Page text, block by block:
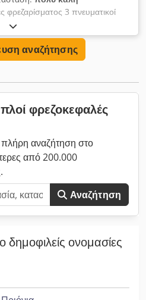
φρεζαρίσματος 3 πνευματικοί
Rerer υδραυλική τροφοδοσία
μήκος φρεζαρίσματος 1350mm
χυτό σώμα
αναζήτησης
φρεζοκεφαλές
αναζήτηση στο
από 200.000
Αναζήτηση
δημοφιλείς ονομασίες